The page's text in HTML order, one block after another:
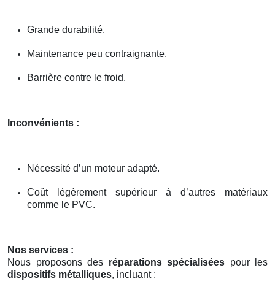
Grande durabilité.
Maintenance peu contraignante.
Barrière contre le froid.
Inconvénients :
Nécessité d’un moteur adapté.
Coût légèrement supérieur à d’autres matériaux
comme le PVC.
Nos services :
Nous proposons des réparations spécialisées pour les
dispositifs métalliques, incluant :